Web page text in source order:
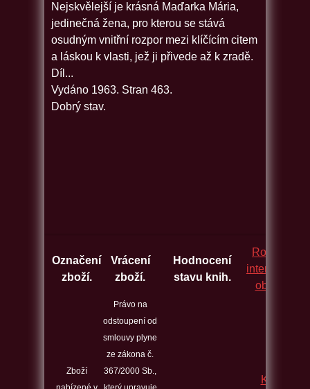
Nejskvělejší je krásná Maďarka Mária,
jedinečná žena, pro kterou se stává
osudným vnitřní rozpor mezi klíčícím citem
a láskou k vlasti, jež ji přivede až k zradě.
Díl...
Vydáno 1963. Stran 463.
Dobrý stav.
Označení
zboží.
Vrácení
zboží.
Hodnocení
stavu knih.
Rozcestník
obchodů.
Zboží
Právo na
odstoupení od
smlouvy plyne
ze zákona č.
367/2000 Sb.,
Kontakt